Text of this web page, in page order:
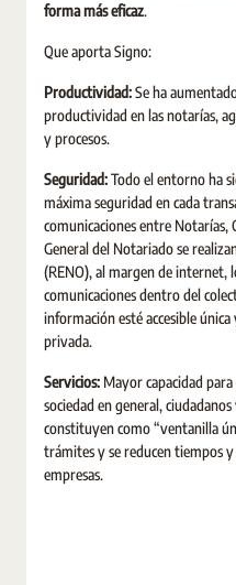
forma más eficaz.
Que aporta Signo:
Productividad:Se ha
productividad en las notarías,
y procesos.
Seguridad:Todo el entorno ha
máxima seguridad en cada
comunicaciones entre Notarías,
General del Notariado se
(RENO), al margen de internet,
comunicaciones dentro del
información esté accesible
privada.
Servicios: Mayor capacidad
sociedad en general,
constituyen como “ventanilla
trámites y se reducen tiempos y
empresas.